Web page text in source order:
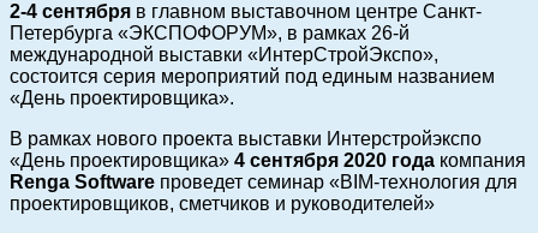
2-4 сентября в главном выставочном центре Санкт-
Петербурга «ЭКСПОФОРУМ», в рамках 26-й
международной выставки «ИнтерСтройЭкспо»,
состоится серия мероприятий под единым названием
«День проектировщика».
В рамках нового проекта выставки Интерстройэкспо
«День проектировщика» 4 сентября 2020 года компания
Renga Software проведет семинар «BIM-технология для
проектировщиков, сметчиков и руководителей»